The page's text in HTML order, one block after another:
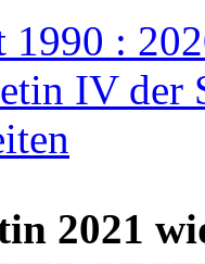
1990 :
IV der
2021